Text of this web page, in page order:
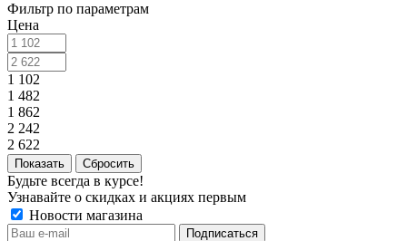
Фильтр по параметрам
Цена
1 102
1 482
1 862
2 242
2 622
Сбросить
Будьте всегда в курсе!
Узнавайте о скидках и акциях первым
Новости магазина